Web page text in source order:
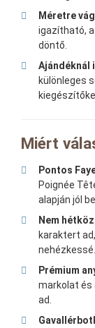
Méretre
igazítható,
döntő.
Ajándéknál
különleges
Miért
Pontos
Poignée
alapján jól
Nem
karaktert
nehézkessé.
Prémium
markolat és
ad.